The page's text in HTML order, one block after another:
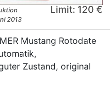
2013
Limit: 120 €
Mustang Rotodate
Zustand, original